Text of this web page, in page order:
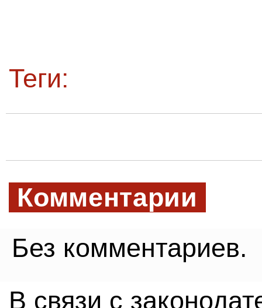
Теги:
Комментарии
Без комментариев.
В связи с